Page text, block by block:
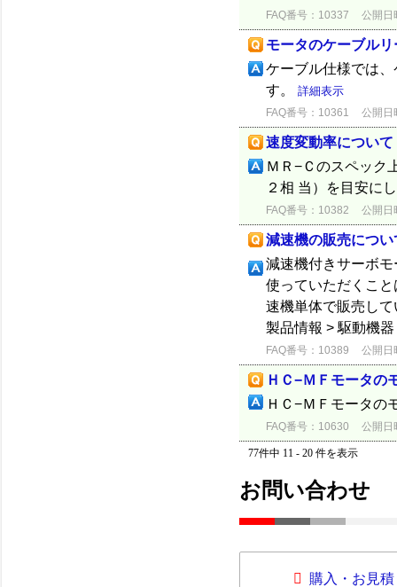
FAQ番号：10337 公開日
モータのケーブル
ケーブル仕様では
す。 詳細表示
FAQ番号：10361 公開日
速度変動率について
ＭＲ−Ｃのスペック
２相 当）を目安に
FAQ番号：10382 公開日
減速機の販売につい
減速機付きサーボ
使っていただくこ
速機単体で販売し
製品情報 > 駆動機
FAQ番号：10389 公開日
ＨＣ−ＭＦモータの
ＨＣ−ＭＦモータの
FAQ番号：10630 公開日
77件中 11 - 20 件を表示
お問い合わせ
購入・お見